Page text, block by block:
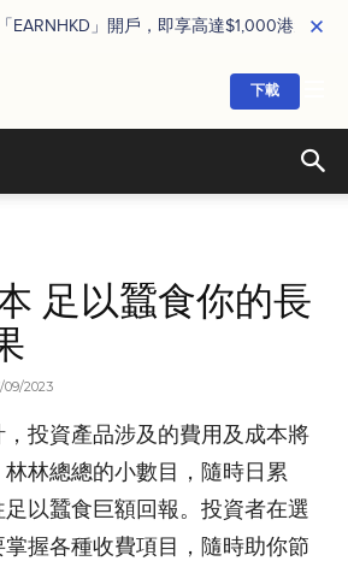
EARNHKD」開戶，即享高達$1,000港元獎賞
下載
足以蠶食你的長
09/2023
投資產品涉及的費用及成本將
林總總的小數目，隨時日累
以蠶食巨額回報。投資者在選
握各種收費項目，隨時助你節